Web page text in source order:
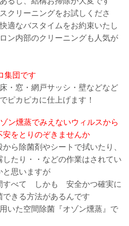
クリーニングをお試しくださ
適なバスタイムをお約束いたし
ン内部のクリーニングも人気が
集団です
・窓・網戸サッシ・壁などなど
ピカピカに仕上げます！
ン燻蒸でみえないウィルスから
安をとりのぞきませんか
から除菌剤やシートで拭いたり、
したり・・などの作業はされてい
と思いますが
すべて しかも 安全かつ確実に
できる方法があるんです
いた空間除菌『オゾン燻蒸』で